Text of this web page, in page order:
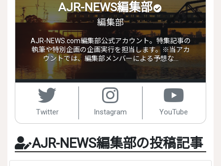
AJR-NEWS編集部
編集部
AJR-NEWS.com編集部公式アカウント。特集記事の
執筆や特別企画の企画実行を担当します。※当アカ
ウントでは、編集部メンバーによる予想な…
Twitter Instagram YouTube
AJR-NEWS編集部の投稿記事